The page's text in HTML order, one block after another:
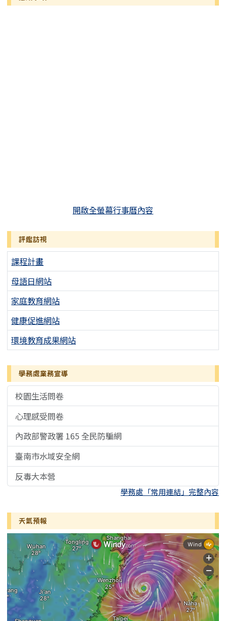
開啟全螢幕行事曆內容
評鑑訪視
課程計畫
母語日網站
家庭教育網站
健康促進網站
環境教育成果網站
學務處業務宣導
校園生活問卷
心理感受問卷
內政部警政署 165 全民防騙網
臺南市水域安全網
反毒大本營
學務處「常用連結」完整內容
天氣預報